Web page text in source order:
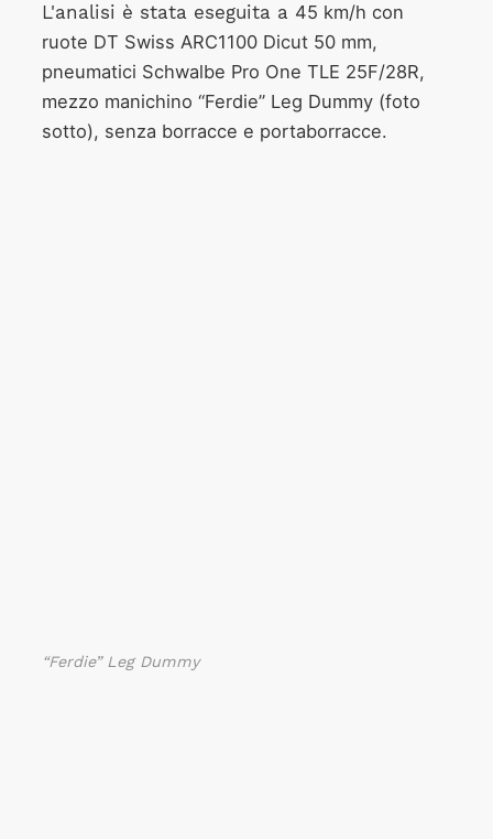
L'analisi è stata eseguita a 45 km/h con
ruote DT Swiss ARC1100 Dicut 50 mm,
pneumatici Schwalbe Pro One TLE 25F/28R,
mezzo manichino “Ferdie” Leg Dummy (foto
sotto), senza borracce e portaborracce.
“Ferdie” Leg Dummy